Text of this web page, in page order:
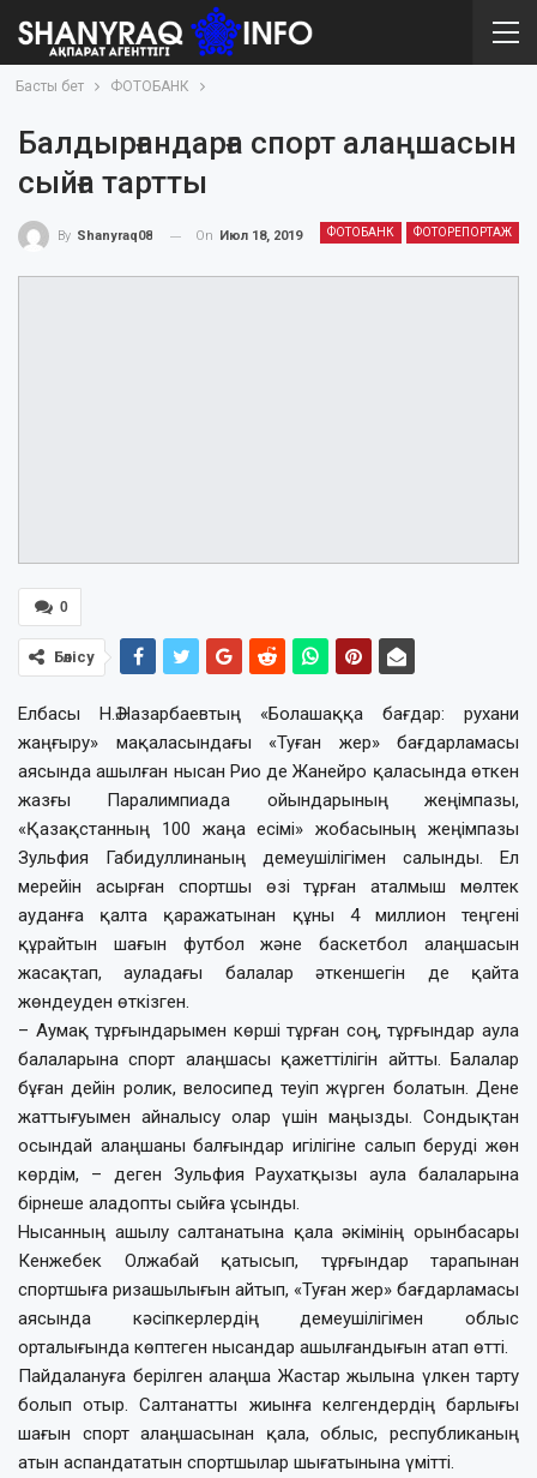
Басты бет ФОТОБАНК
Балдырғандарға спорт алаңшасын
сыйға тартты
ФОТОБАНК ФОТОРЕПОРТАЖ
By Shanyraq08 On Июл 18, 2019
0
Бөлісу
Елбасы Н.Ә.Назарбаевтың «Болашаққа бағдар: рухани
жаңғыру» мақаласындағы «Туған жер» бағдарламасы
аясында ашылған нысан Рио де Жанейро қаласында өткен
жазғы Паралимпиада ойындарының жеңімпазы,
«Қазақстанның 100 жаңа есімі» жобасының жеңімпазы
Зульфия Габидуллинаның демеушілігімен салынды. Ел
мерейін асырған спортшы өзі тұрған аталмыш мөлтек
ауданға қалта қаражатынан құны 4 миллион теңгені
құрайтын шағын футбол және баскетбол алаңшасын
жасақтап, ауладағы балалар әткеншегін де қайта
жөндеуден өткізген.
– Аумақ тұрғындарымен көрші тұрған соң, тұрғындар аула
балаларына спорт алаңшасы қажеттілігін айтты. Балалар
бұған дейін ролик, велосипед теуіп жүрген болатын. Дене
жаттығуымен айналысу олар үшін маңызды. Сондықтан
осындай алаңшаны балғындар игілігіне салып беруді жөн
көрдім, – деген Зульфия Раухатқызы аула балаларына
бірнеше аладопты сыйға ұсынды.
Нысанның ашылу салтанатына қала әкімінің орынбасары
Кенжебек Олжабай қатысып, тұрғындар тарапынан
спортшыға ризашылығын айтып, «Туған жер» бағдарламасы
аясында кәсіпкерлердің демеушілігімен облыс
орталығында көптеген нысандар ашылғандығын атап өтті.
Пайдалануға берілген алаңша Жастар жылына үлкен тарту
болып отыр. Салтанатты жиынға келгендердің барлығы
шағын спорт алаңшасынан қала, облыс, республиканың
атын аспандататын спортшылар шығатынына үмітті.